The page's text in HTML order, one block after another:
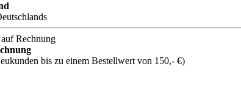
bis zu einem Bestellwert von 150,- €)